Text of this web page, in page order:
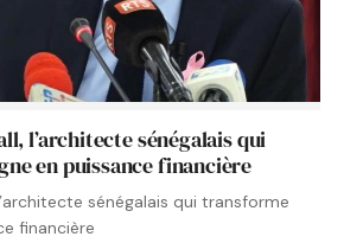
l’architecte sénégalais qui
en puissance financière
sénégalais qui transforme
financière